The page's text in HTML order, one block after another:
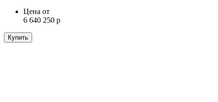
Цена от
6 640 250 р
Купить